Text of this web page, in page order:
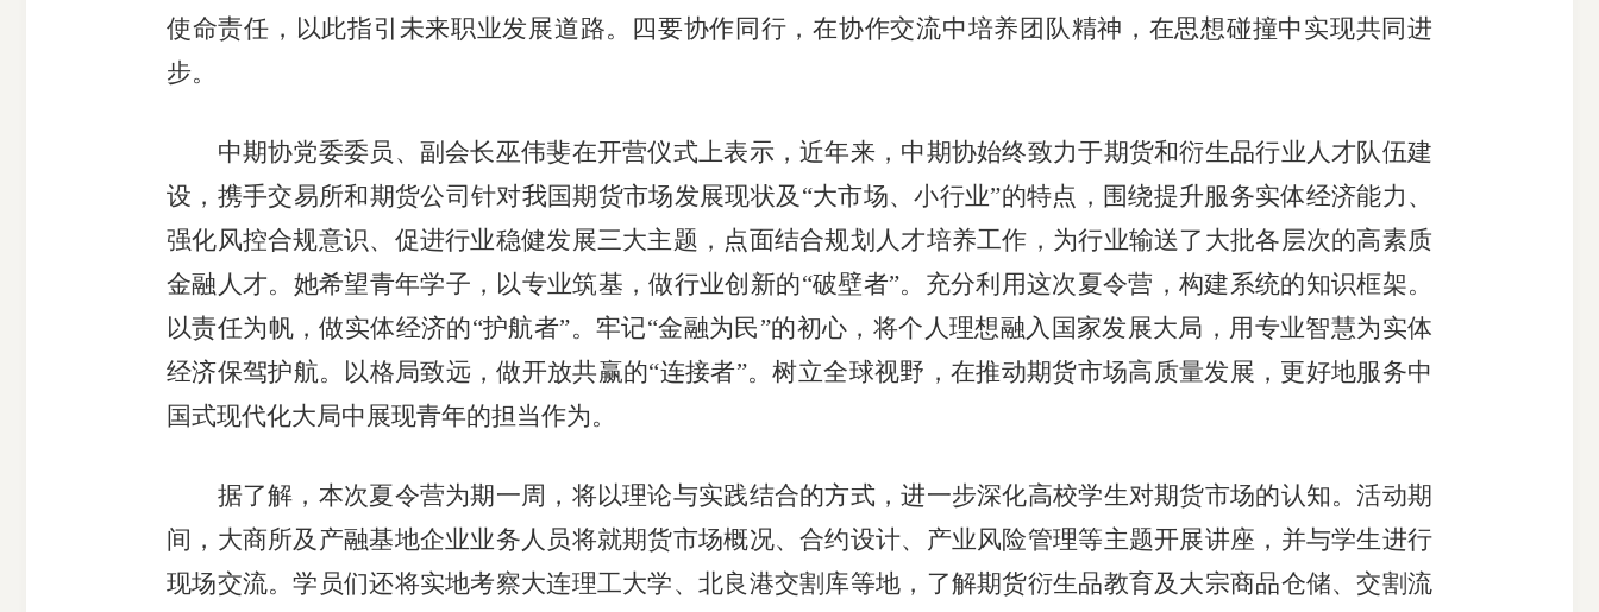
使命责任，以此指引未来职业发展道路。四要协作同行，在协作交流中培养团队精神，在思想碰撞中实现共同进
步。
中期协党委委员、副会长巫伟斐在开营仪式上表示，近年来，中期协始终致力于期货和衍生品行业人才队伍建
设，携手交易所和期货公司针对我国期货市场发展现状及“大市场、小行业”的特点，围绕提升服务实体经济能力、
强化风控合规意识、促进行业稳健发展三大主题，点面结合规划人才培养工作，为行业输送了大批各层次的高素质
金融人才。她希望青年学子，以专业筑基，做行业创新的“破壁者”。充分利用这次夏令营，构建系统的知识框架。
以责任为帆，做实体经济的“护航者”。牢记“金融为民”的初心，将个人理想融入国家发展大局，用专业智慧为实体
经济保驾护航。以格局致远，做开放共赢的“连接者”。树立全球视野，在推动期货市场高质量发展，更好地服务中
国式现代化大局中展现青年的担当作为。
据了解，本次夏令营为期一周，将以理论与实践结合的方式，进一步深化高校学生对期货市场的认知。活动期
间，大商所及产融基地企业业务人员将就期货市场概况、合约设计、产业风险管理等主题开展讲座，并与学生进行
现场交流。学员们还将实地考察大连理工大学、北良港交割库等地，了解期货衍生品教育及大宗商品仓储、交割流